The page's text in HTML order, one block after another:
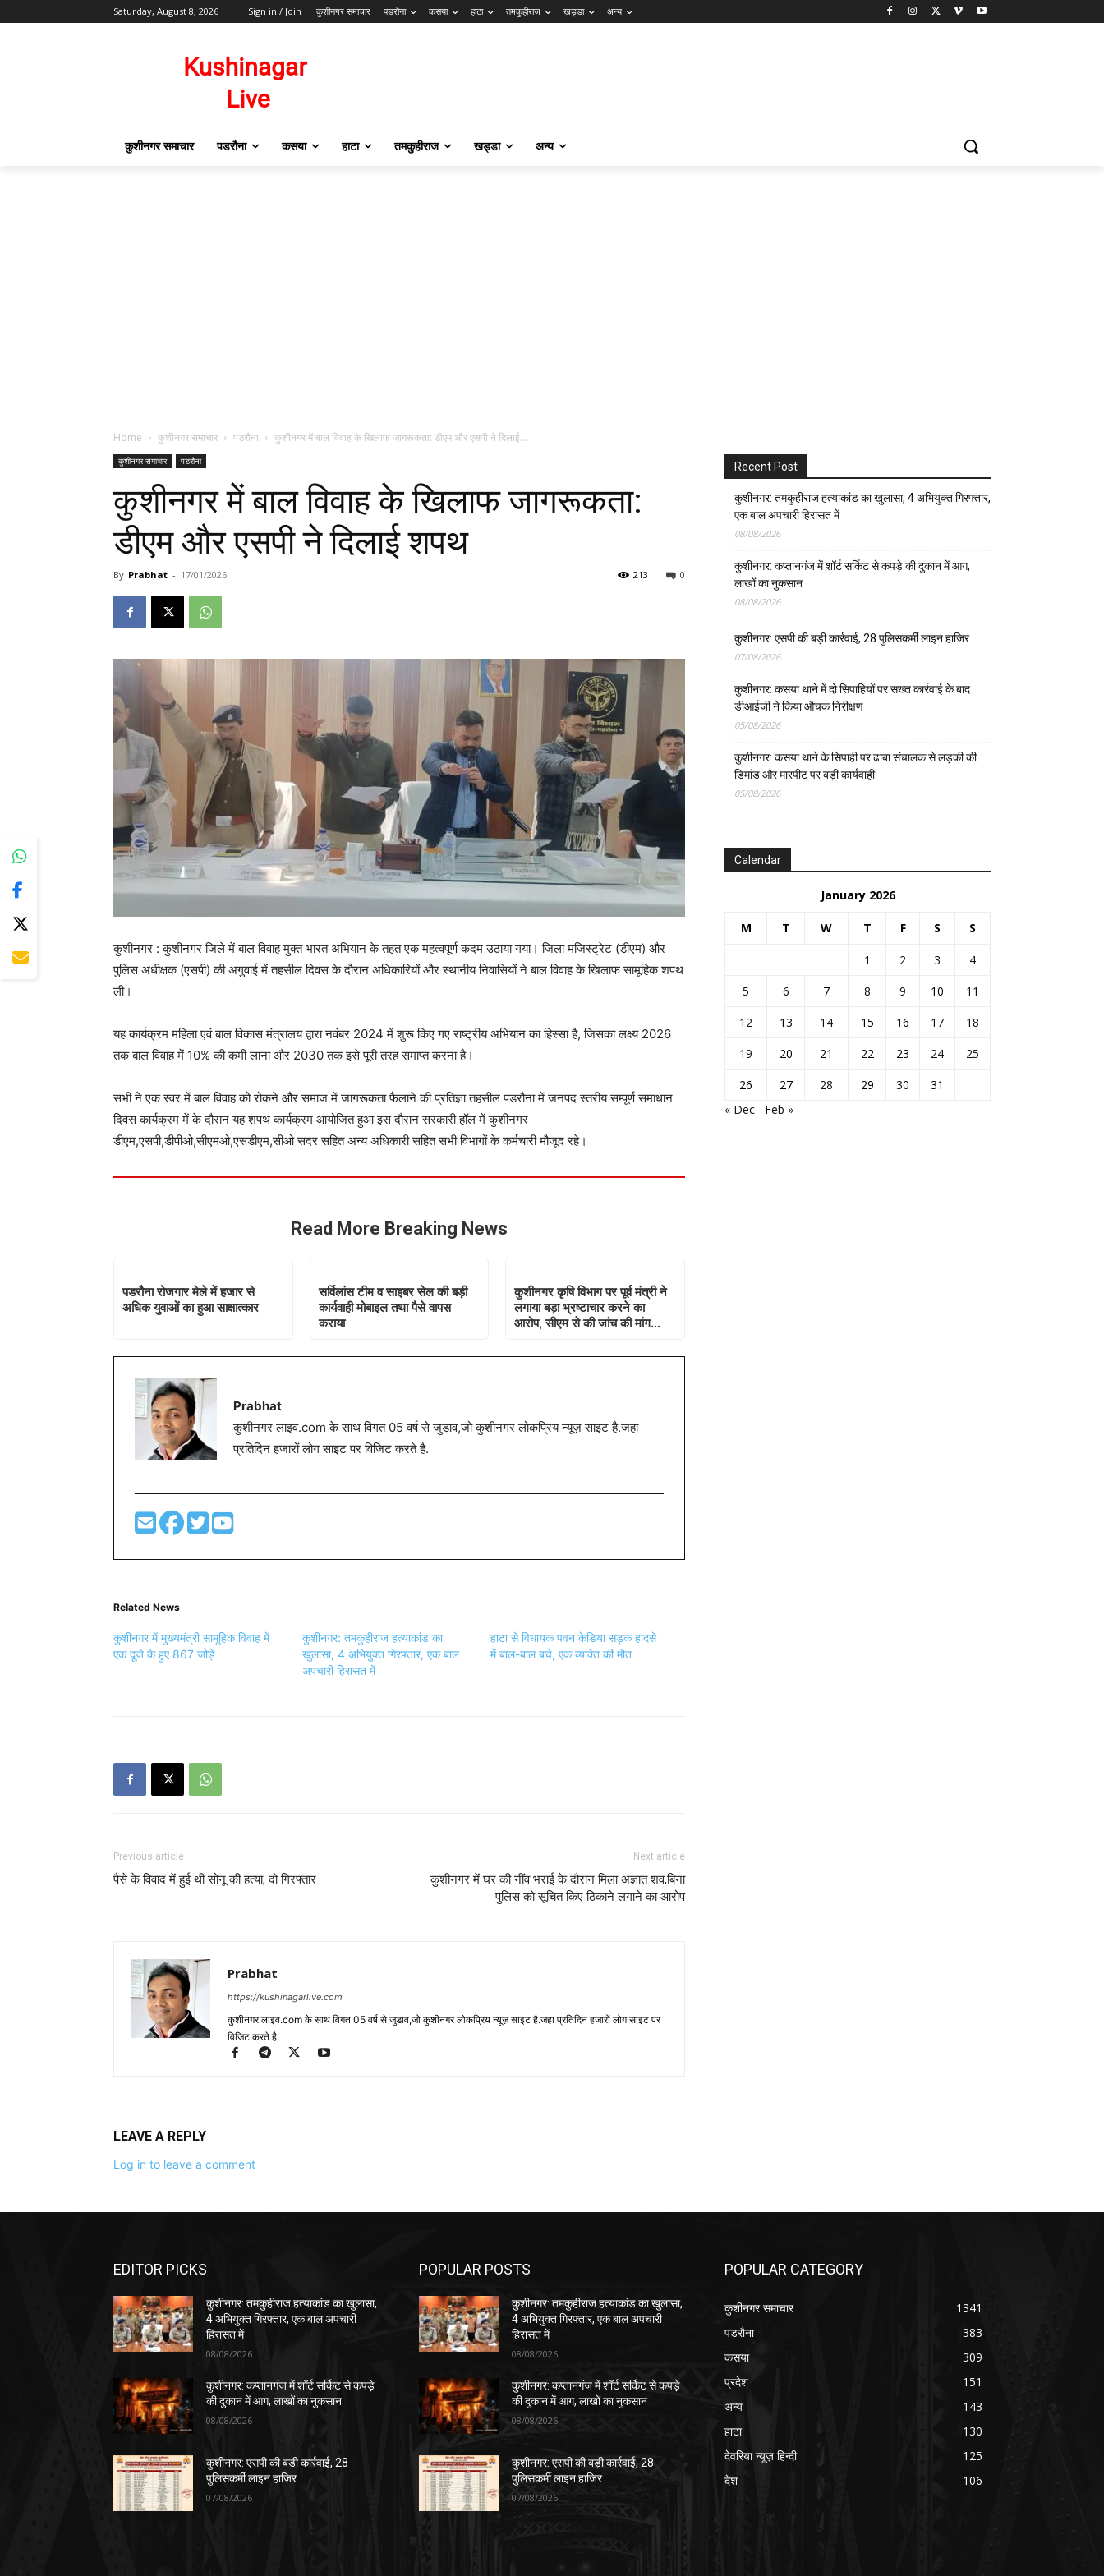
Saturday, August 8, 2026 Sign in / Join कुशीनगर समाचार पडरौना कसया हाटा तमकुहीराज खड्डा अन्य
कुशीनगर समाचार पडरौना कसया हाटा तमकुहीराज खड्डा अन्य
Home कुशीनगर समाचार पडरौना कुशीनगर में बाल विवाह के खिलाफ जागरूकता: डीएम और एसपी ने दिलाई...
कुशीनगर समाचार पडरौना
कुशीनगर में बाल विवाह के खिलाफ जागरूकता:
डीएम और एसपी ने दिलाई शपथ
By Prabhat - 17/01/2026 0
213
कुशीनगर : कुशीनगर जिले में बाल विवाह मुक्त भारत अभियान के तहत एक महत्वपूर्ण कदम उठाया गया। जिला मजिस्ट्रेट (डीएम) और
पुलिस अधीक्षक (एसपी) की अगुवाई में तहसील दिवस के दौरान अधिकारियों और स्थानीय निवासियों ने बाल विवाह के खिलाफ सामूहिक शपथ
ली।
यह कार्यक्रम महिला एवं बाल विकास मंत्रालय द्वारा नवंबर 2024 में शुरू किए गए राष्ट्रीय अभियान का हिस्सा है, जिसका लक्ष्य 2026
तक बाल विवाह में 10% की कमी लाना और 2030 तक इसे पूरी तरह समाप्त करना है।
सभी ने एक स्वर में बाल विवाह को रोकने और समाज में जागरूकता फैलाने की प्रतिज्ञा तहसील पडरौना में जनपद स्तरीय सम्पूर्ण समाधान
दिवस कार्यक्रम में के दौरान यह शपथ कार्यक्रम आयोजित हुआ इस दौरान सरकारी हॉल में कुशीनगर
डीएम,एसपी,डीपीओ,सीएमओ,एसडीएम,सीओ सदर सहित अन्य अधिकारी सहित सभी विभागों के कर्मचारी मौजूद रहे।
Read More Breaking News
पडरौना रोजगार मेले में हजार से
अधिक युवाओं का हुआ साक्षात्कार
सर्विलांस टीम व साइबर सेल की बड़ी
कार्यवाही मोबाइल तथा पैसे वापस
कराया
कुशीनगर कृषि विभाग पर पूर्व मंत्री ने
लगाया बड़ा भ्रष्टाचार करने का
आरोप, सीएम से की जांच की मांग…
Prabhat
कुशीनगर लाइव.com के साथ विगत 05 वर्ष से जुडाव,जो कुशीनगर लोकप्रिय न्यूज़ साइट है.जहा
प्रतिदिन हजारों लोग साइट पर विजिट करते है.
Related News
कुशीनगर में मुख्यमंत्री सामूहिक विवाह में
एक दूजे के हुए 867 जोड़े
कुशीनगर: तमकुहीराज हत्याकांड का
खुलासा, 4 अभियुक्त गिरफ्तार, एक बाल
अपचारी हिरासत में
हाटा से विधायक पवन केडिया सड़क हादसे
में बाल-बाल बचे, एक व्यक्ति की मौत
Previous article
पैसे के विवाद में हुई थी सोनू की हत्या, दो गिरफ्तार
Next article
कुशीनगर में घर की नींव भराई के दौरान मिला अज्ञात शव,बिना
पुलिस को सूचित किए ठिकाने लगाने का आरोप
Prabhat
https://kushinagarlive.com
कुशीनगर लाइव.com के साथ विगत 05 वर्ष से जुडाव,जो कुशीनगर लोकप्रिय न्यूज़ साइट है.जहा प्रतिदिन हजारों लोग साइट पर
विजिट करते है.
LEAVE A REPLY
Log in to leave a comment
Recent Post
कुशीनगर: तमकुहीराज हत्याकांड का खुलासा, 4 अभियुक्त गिरफ्तार,
एक बाल अपचारी हिरासत में
08/08/2026
कुशीनगर: कप्तानगंज में शॉर्ट सर्किट से कपड़े की दुकान में आग,
लाखों का नुकसान
08/08/2026
कुशीनगर: एसपी की बड़ी कार्रवाई, 28 पुलिसकर्मी लाइन हाजिर
07/08/2026
कुशीनगर: कसया थाने में दो सिपाहियों पर सख्त कार्रवाई के बाद
डीआईजी ने किया औचक निरीक्षण
05/08/2026
कुशीनगर: कसया थाने के सिपाही पर ढाबा संचालक से लड़की की
डिमांड और मारपीट पर बड़ी कार्यवाही
05/08/2026
Calendar
January 2026
M T W T F S S
1 2 3
4
5
6 7 8 9 10
11
12
13 14 15 16 17
18
19
20 21 22 23 24
25
26
27 28 29 30
31
« Dec
Feb »
EDITOR PICKS
कुशीनगर: तमकुहीराज हत्याकांड का खुलासा,
4 अभियुक्त गिरफ्तार, एक बाल अपचारी
हिरासत में
08/08/2026
कुशीनगर: कप्तानगंज में शॉर्ट सर्किट से कपड़े
की दुकान में आग, लाखों का नुकसान
08/08/2026
कुशीनगर: एसपी की बड़ी कार्रवाई, 28
पुलिसकर्मी लाइन हाजिर
07/08/2026
POPULAR POSTS
कुशीनगर: तमकुहीराज हत्याकांड का खुलासा,
4 अभियुक्त गिरफ्तार, एक बाल अपचारी
हिरासत में
08/08/2026
कुशीनगर: कप्तानगंज में शॉर्ट सर्किट से कपड़े
की दुकान में आग, लाखों का नुकसान
08/08/2026
कुशीनगर: एसपी की बड़ी कार्रवाई, 28
पुलिसकर्मी लाइन हाजिर
07/08/2026
POPULAR CATEGORY
कुशीनगर समाचार
1341
पडरौना
383
कसया
309
प्रदेश
151
अन्य
143
हाटा
130
देवरिया न्यूज़ हिन्दी
125
देश
106